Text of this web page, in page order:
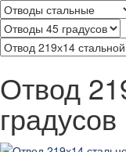
Отвод
градусов